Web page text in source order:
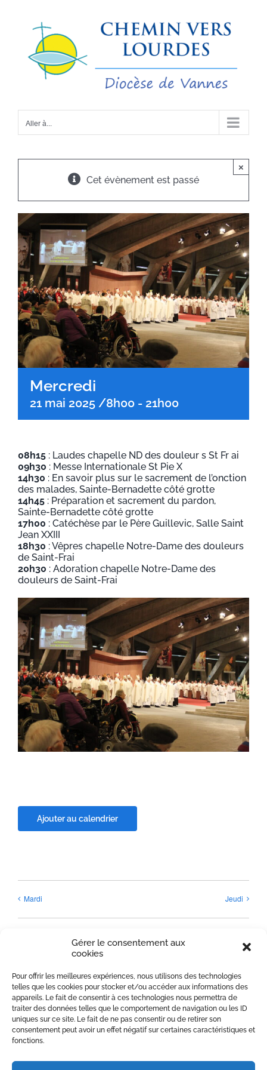
Gérer le consentement aux
cookies
Pour offrir les meilleures expériences, nous utilisons des technologies
telles que les cookies pour stocker et/ou accéder aux informations des
appareils. Le fait de consentir à ces technologies nous permettra de
traiter des données telles que le comportement de navigation ou les ID
uniques sur ce site. Le fait de ne pas consentir ou de retirer son
consentement peut avoir un effet négatif sur certaines caractéristiques et
fonctions.
contenu
Aller à...
Cet évènement est passé
×
Mercredi
21 mai 2025 /8h00 - 21h00
08h15 : Laudes chapelle ND des douleur s St Fr ai
09h30 : Messe Internationale St Pie X
14h30 : En savoir plus sur le sacrement de l’onction
des malades, Sainte-Bernadette côté grotte
14h45 : Préparation et sacrement du pardon,
Sainte-Bernadette côté grotte
17h00 : Catéchèse par le Père Guillevic, Salle Saint
Jean XXIII
18h30 : Vêpres chapelle Notre-Dame des douleurs
de Saint-Frai
20h30 : Adoration chapelle Notre-Dame des
douleurs de Saint-Frai
Ajouter au calendrier
Mardi Jeudi
Détails
Date:
21 mai 2025
Heure :